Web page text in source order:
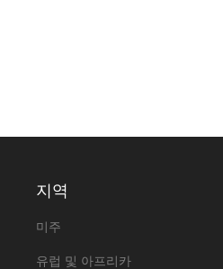
지역
미주
유럽 및 아프리카